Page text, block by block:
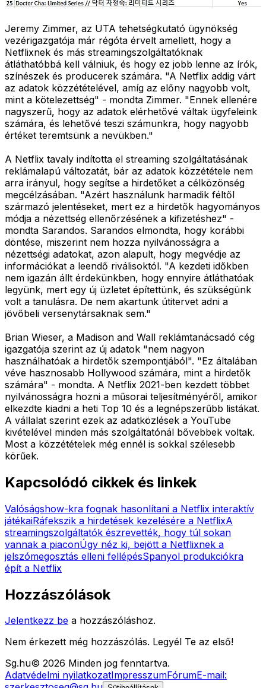
Jeremy Zimmer, az UTA tehetségkutató ügynökség
vezérigazgatója már régóta érvelt amellett, hogy a
Netflixnek és más streamingszolgáltatóknak
átláthatóbbá kell válniuk, és hogy ez jobb lenne az írók,
színészek és producerek számára. "A Netflix addig várt
az adatok közzétételével, amíg az előny nagyobb volt,
mint a kötelezettség" - mondta Zimmer. "Ennek ellenére
nagyszerű, hogy az adatok elérhetővé váltak ügyfeleink
számára, és lehetővé teszi számunkra, hogy nagyobb
értéket teremtsünk a nevükben."
A Netflix tavaly indította el streaming szolgáltatásának
reklámalapú változatát, bár az adatok közzététele nem
arra irányul, hogy segítse a hirdetőket a célközönség
megcélzásában. "Azért használunk harmadik féltől
származó jelentéseket, mert ez a hirdetők hagyományos
módja a nézettség ellenőrzésének a kifizetéshez" -
mondta Sarandos. Sarandos elmondta, hogy korábbi
döntése, miszerint nem hozza nyilvánosságra a
nézettségi adatokat, azon alapult, hogy megvédje az
információkat a leendő riválisoktól. "A kezdeti időkben
nem igazán állt érdekünkben, hogy ennyire átláthatóak
legyünk, mert egy új üzletet építettünk, és szükségünk
volt a tanulásra. De nem akartunk útitervet adni a
jövőbeli versenytársaknak sem."
Brian Wieser, a Madison and Wall reklámtanácsadó cég
igazgatója szerint az új adatok "nem nagyon
használhatóak a hirdetők szempontjából". "Ez általában
véve hasznosabb Hollywood számára, mint a hirdetők
számára" - mondta. A Netflix 2021-ben kezdett többet
nyilvánosságra hozni a műsorai teljesítményéről, amikor
elkezdte kiadni a heti Top 10 és a legnépszerűbb listákat.
A vállalat szerint ezek az adatközlések a YouTube
kivételével minden más szolgáltatónál bővebbek voltak.
Most a közzétételek még ennél is sokkal szélesebb
körűek.
Kapcsolódó cikkek és linkek
Valóságshow-kra fognak hasonlítani a Netflix interaktív
játékaiRáfekszik a hirdetések kezelésére a NetflixA
streamingszolgáltatók észrevették, hogy túl sokan
vannak a piaconÚgy néz ki, bejött a Netflixnek a
jelszómegosztás elleni fellépésSpanyol produkciókra
épít a Netflix
Hozzászólások
Jelentkezz be a hozzászóláshoz.
Nem érkezett még hozzászólás. Legyél Te az első!
Sg.hu© 2026 Minden jog fenntartva.
Adatvédelmi nyilatkozatImpresszumFórumE-mail: